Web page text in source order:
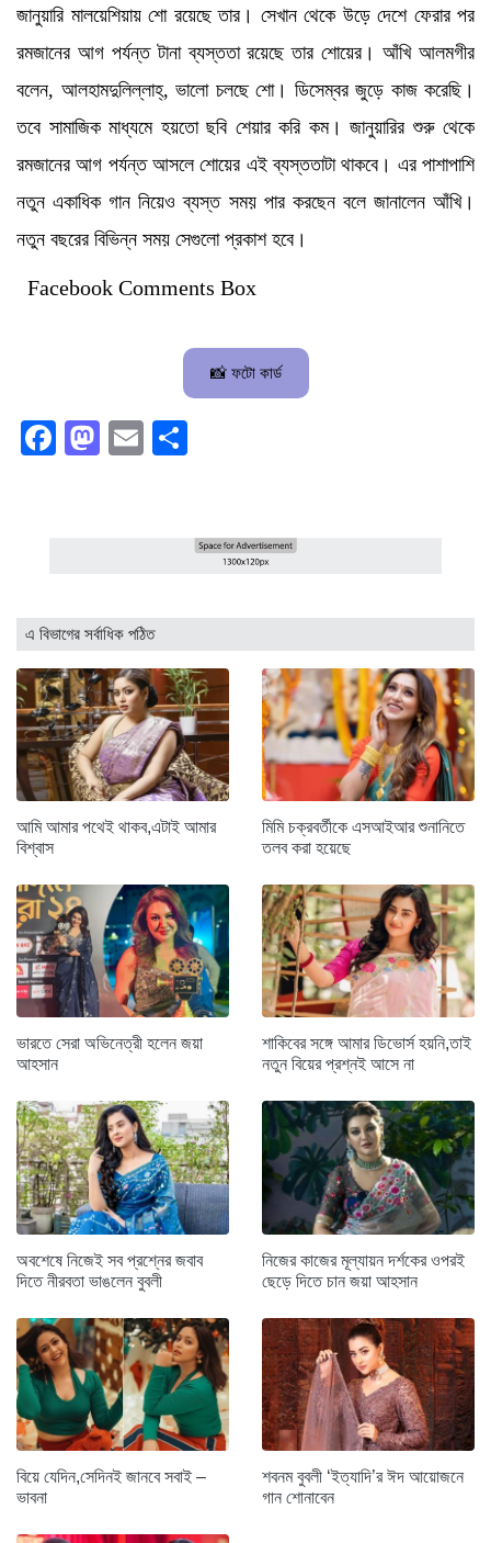
জানুয়ারি মালয়েশিয়ায় শো রয়েছে তার। সেখান থেকে উড়ে দেশে ফেরার পর
রমজানের আগ পর্যন্ত টানা ব্যস্ততা রয়েছে তার শোয়ের। আঁখি আলমগীর
বলেন, আলহামদুলিল্লাহ্, ভালো চলছে শো। ডিসেম্বর জুড়ে কাজ করেছি।
তবে সামাজিক মাধ্যমে হয়তো ছবি শেয়ার করি কম। জানুয়ারির শুরু থেকে
রমজানের আগ পর্যন্ত আসলে শোয়ের এই ব্যস্ততাটা থাকবে। এর পাশাপাশি
নতুন একাধিক গান নিয়েও ব্যস্ত সময় পার করছেন বলে জানালেন আঁখি।
নতুন বছরের বিভিন্ন সময় সেগুলো প্রকাশ হবে।
Facebook Comments Box
📸 ফটো কার্ড
Facebook
Mastodon
Email
এ বিভাগের সর্বাধিক পঠিত
আমি আমার পথেই থাকব,এটাই আমার
বিশ্বাস
মিমি চক্রবর্তীকে এসআইআর শুনানিতে
তলব করা হয়েছে
ভারতে সেরা অভিনেত্রী হলেন জয়া
আহসান
শাকিবের সঙ্গে আমার ডিভোর্স হয়নি,তাই
নতুন বিয়ের প্রশ্নই আসে না
অবশেষে নিজেই সব প্রশ্নের জবাব
দিতে নীরবতা ভাঙলেন বুবলী
নিজের কাজের মূল্যায়ন দর্শকের ওপরই
ছেড়ে দিতে চান জয়া আহসান
বিয়ে যেদিন,সেদিনই জানবে সবাই –
ভাবনা
শবনম বুবলী ‘ইত্যাদি’র ঈদ আয়োজনে
গান শোনাবেন